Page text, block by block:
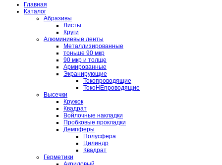
Главная
Каталог
Абразивы
Листы
Круги
Алюминиевые ленты
Металлизированные
тоньше 90 мкр
90 мкр и толще
Армированные
Экранирующие
Токопроводящие
ТокоНЕпроводящие
Высечки
Кружок
Квадрат
Войлочные накладки
Пробковые прокладки
Демпферы
Полусфера
Цилиндр
Квадрат
Герметики